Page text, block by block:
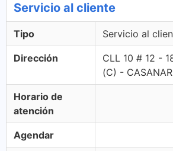
Servicio al cliente
Tipo Servicio al
Dirección
CLL 10 # 12 -
(C) -
Horario de
atención
Agendar